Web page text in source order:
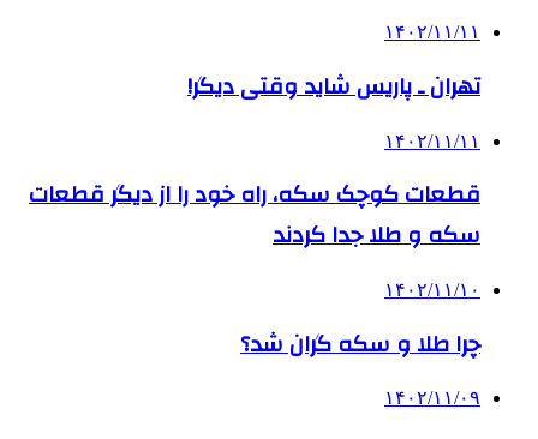
۱۴۰۲/۱۱/۱۱
تهران ـ پاریس شاید وقتی دیگر!
۱۴۰۲/۱۱/۱۱
قطعات کوچک سکه، راه خود را از دیگر قطعات
سکه‌ و طلا جدا کردند
۱۴۰۲/۱۱/۱۰
چرا طلا و سکه گران شد؟
۱۴۰۲/۱۱/۰۹